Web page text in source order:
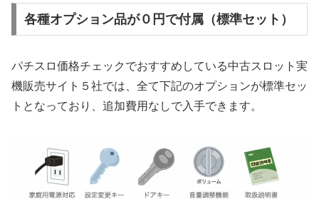
各種オプション品が０円で付属（標準セット）
パチスロ価格チェックでおすすめしている中古スロット実
機販売サイト５社では、全て下記のオプションが標準セッ
トとなっており、追加費用なしで入手できます。